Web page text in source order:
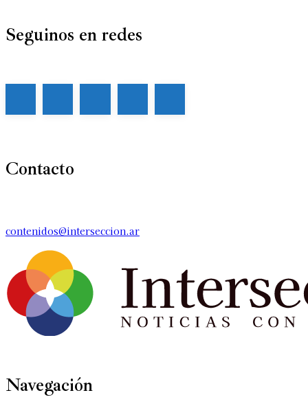
Seguinos en redes
Contacto
contenidos@interseccion.ar
Navegación